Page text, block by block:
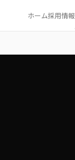
ホーム採用情報